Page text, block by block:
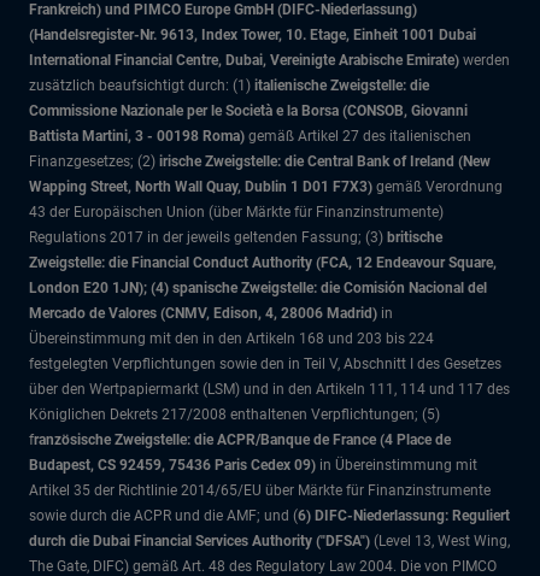
Frankreich) und PIMCO Europe GmbH (DIFC-Niederlassung)
(Handelsregister-Nr. 9613, Index Tower, 10. Etage, Einheit 1001 Dubai
International Financial Centre, Dubai, Vereinigte Arabische Emirate) werden
zusätzlich beaufsichtigt durch: (1) italienische Zweigstelle: die
Commissione Nazionale per le Società e la Borsa (CONSOB, Giovanni
Battista Martini, 3 - 00198 Roma) gemäß Artikel 27 des italienischen
Finanzgesetzes; (2) irische Zweigstelle: die Central Bank of Ireland (New
Wapping Street, North Wall Quay, Dublin 1 D01 F7X3) gemäß Verordnung
43 der Europäischen Union (über Märkte für Finanzinstrumente)
Regulations 2017 in der jeweils geltenden Fassung; (3) britische
Zweigstelle: die Financial Conduct Authority (FCA, 12 Endeavour Square,
London E20 1JN); (4) spanische Zweigstelle: die Comisión Nacional del
Mercado de Valores (CNMV, Edison, 4, 28006 Madrid) in
Übereinstimmung mit den in den Artikeln 168 und 203 bis 224
festgelegten Verpflichtungen sowie den in Teil V, Abschnitt I des Gesetzes
über den Wertpapiermarkt (LSM) und in den Artikeln 111, 114 und 117 des
Königlichen Dekrets 217/2008 enthaltenen Verpflichtungen; (5)
französische Zweigstelle: die ACPR/Banque de France (4 Place de
Budapest, CS 92459, 75436 Paris Cedex 09) in Übereinstimmung mit
Artikel 35 der Richtlinie 2014/65/EU über Märkte für Finanzinstrumente
sowie durch die ACPR und die AMF; und (6) DIFC-Niederlassung: Reguliert
durch die Dubai Financial Services Authority ("DFSA") (Level 13, West Wing,
The Gate, DIFC) gemäß Art. 48 des Regulatory Law 2004. Die von PIMCO